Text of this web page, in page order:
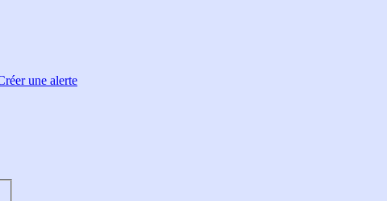
une alerte